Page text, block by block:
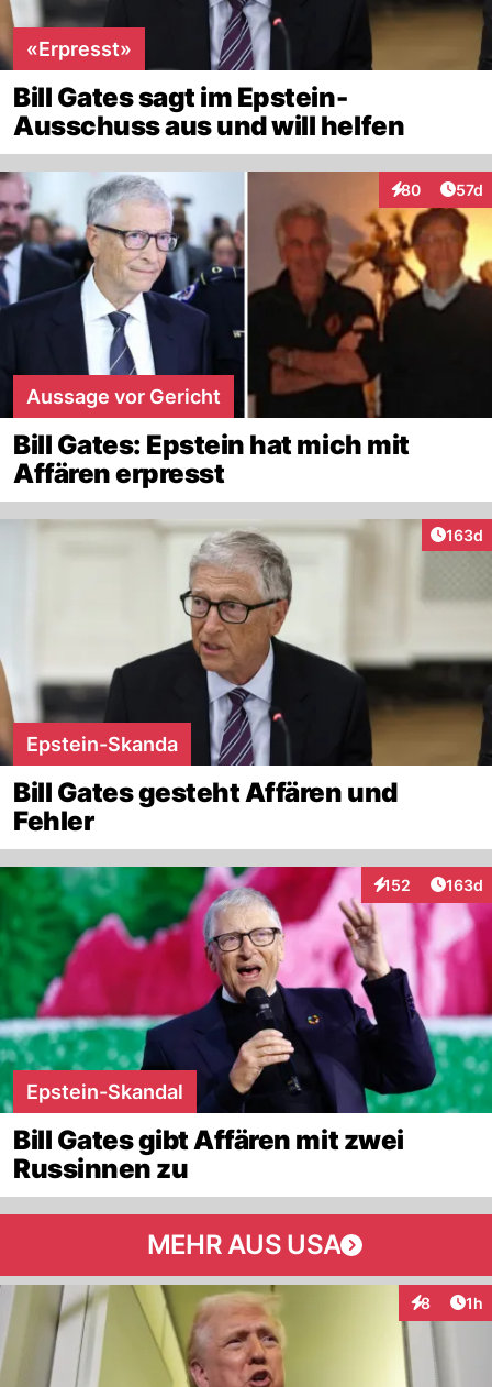
«Erpresst»
Bill Gates sagt im Epstein-
Ausschuss aus und will helfen
80
Interaktionen
57d
Aussage vor Gericht
Bill Gates: Epstein hat mich mit
Affären erpresst
163d
Epstein-Skanda
Bill Gates gesteht Affären und
Fehler
152
Interaktionen163d
Epstein-Skandal
Bill Gates gibt Affären mit zwei
Russinnen zu
MEHR AUS USA
8 1h